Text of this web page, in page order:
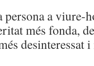
a viure-
més fonda,
desinteressat